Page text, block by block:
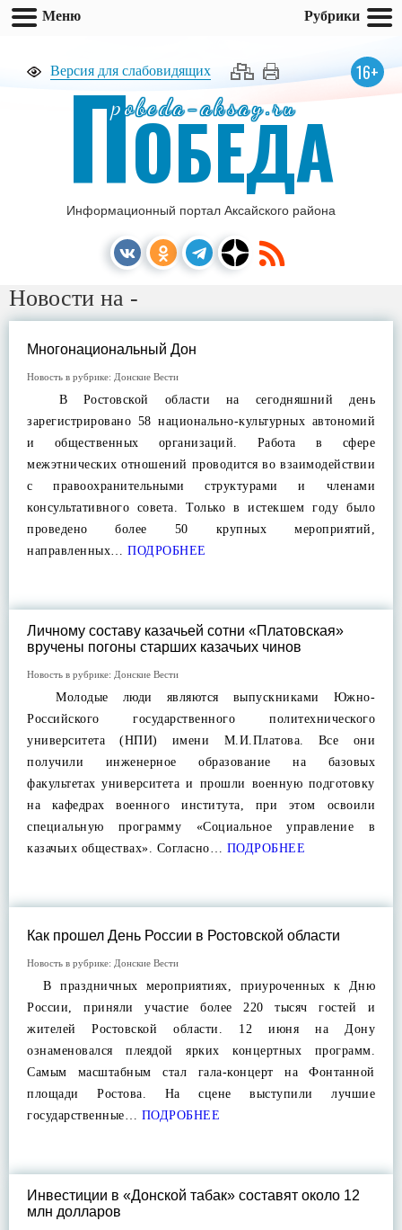
Версия для слабовидящих 16+
pobeda-aksay.ru
ПОБЕДА
Информационный портал Аксайского района
Новости на -
Многонациональный Дон
Новость в рубрике: Донские Вести
В Ростовской области на сегодняшний день
зарегистрировано 58 национально-культурных автономий
и общественных организаций. Работа в сфере
межэтнических отношений проводится во взаимодействии
с правоохранительными структурами и членами
консультативного совета. Только в истекшем году было
проведено более 50 крупных мероприятий,
направленных… ПОДРОБНЕЕ
Личному составу казачьей сотни «Платовская»
вручены погоны старших казачьих чинов
Новость в рубрике: Донские Вести
Молодые люди являются выпускниками Южно-
Российского государственного политехнического
университета (НПИ) имени М.И.Платова. Все они
получили инженерное образование на базовых
факультетах университета и прошли военную подготовку
на кафедрах военного института, при этом освоили
специальную программу «Социальное управление в
казачьих обществах». Согласно… ПОДРОБНЕЕ
Как прошел День России в Ростовской области
Новость в рубрике: Донские Вести
В праздничных мероприятиях, приуроченных к Дню
России, приняли участие более 220 тысяч гостей и
жителей Ростовской области. 12 июня на Дону
ознаменовался плеядой ярких концертных программ.
Самым масштабным стал гала-концерт на Фонтанной
площади Ростова. На сцене выступили лучшие
государственные… ПОДРОБНЕЕ
Инвестиции в «Донской табак» составят около 12
млн долларов
Меню Рубрики